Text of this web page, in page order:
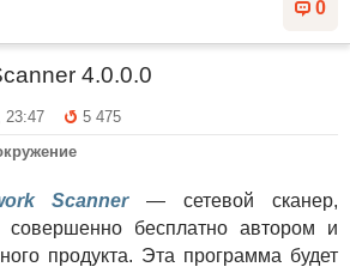
0
4.0.0.0
23:47
5 475
Scanner— сетевой сканер,
совершенно бесплатно автором и
продукта. Эта программа будет